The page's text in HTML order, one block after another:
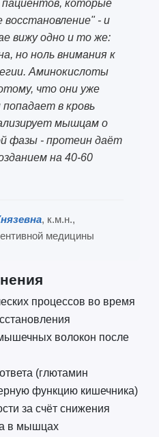
которые
- и
вижу одно и то же:
но ноль внимания к
Аминокислоты
что они уже
в кровь
мышцам о
фазы - протеин даёт
на 40-60
, к.м.н.,
медицины
процессов во время
волокон после
(глютамин
функцию кишечника)
за счёт снижения
в мышцах